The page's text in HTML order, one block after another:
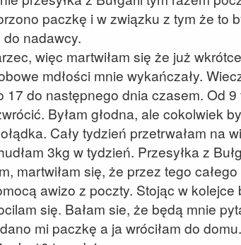
paczkę i w związku z tym że to
do nadawcy.
więc martwiłam się że już
mdłości mnie wykańczały.
17 do następnego dnia czasem. Od
Byłam głodna, ale cokolwiek
Cały tydzień przetrwałam na
3kg w tydzień. Przesyłka z
martwiłam się, że przez tego
awizo z poczty. Stojąc w
się. Bałam sie, że będą mnie
mi paczkę a ja wróciłam do